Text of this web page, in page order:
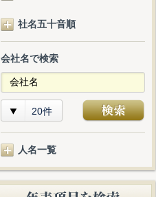
社名五十音順
会社名で検索
20件
人名一覧